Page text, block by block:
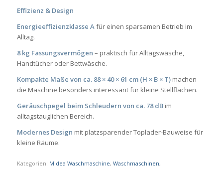
Effizienz & Design
Energieeffizienzklasse Afür einen sparsamen Betrieb im
Alltag.
8 kg Fassungsvermögen – praktisch für Alltagswäsche,
Handtücher oder Bettwäsche.
Kompakte Maße von ca. 88 × 40 × 61 cm (H × B × T)machen
die Maschine besonders interessant für kleine Stellflächen.
Geräuschpegel beim Schleudern von ca. 78 dBim
alltagstauglichen Bereich.
Modernes Design mit platzsparender Toplader-Bauweise für
kleine Räume.
Kategorien: Midea Waschmaschine, Waschmaschinen,